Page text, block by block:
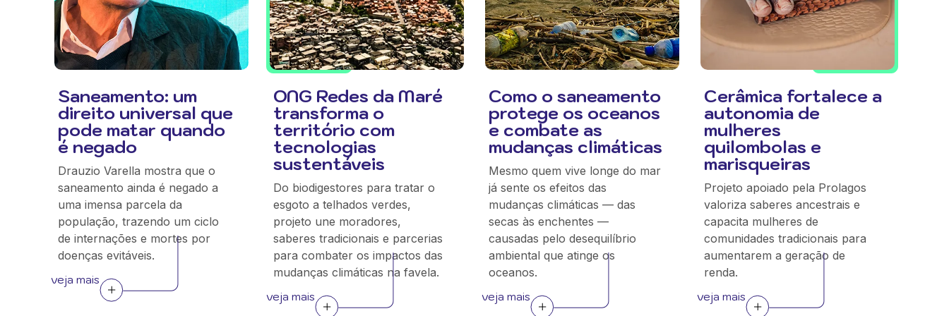
Saneamento: um
direito universal que
pode matar quando
é negado
Drauzio Varella mostra que o
saneamento ainda é negado a
uma imensa parcela da
população, trazendo um ciclo
de internações e mortes por
doenças evitáveis.
veja mais
ONG Redes da Maré
transforma o
território com
tecnologias
sustentáveis
Do biodigestores para tratar o
esgoto a telhados verdes,
projeto une moradores,
saberes tradicionais e parcerias
para combater os impactos das
mudanças climáticas na favela.
veja mais
Como o saneamento
protege os oceanos
e combate as
mudanças climáticas
Mesmo quem vive longe do mar
já sente os efeitos das
mudanças climáticas — das
secas às enchentes —
causadas pelo desequilíbrio
ambiental que atinge os
oceanos.
veja mais
Cerâmica fortalece a
autonomia de
mulheres
quilombolas e
marisqueiras
Projeto apoiado pela Prolagos
valoriza saberes ancestrais e
capacita mulheres de
comunidades tradicionais para
aumentarem a geração de
renda.
veja mais